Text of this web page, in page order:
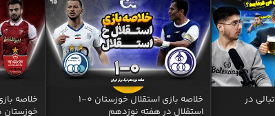
در
خلاصه بازی استقلال خوزستان 0-1
استقلال در هفته نوزدهم
خوزستان